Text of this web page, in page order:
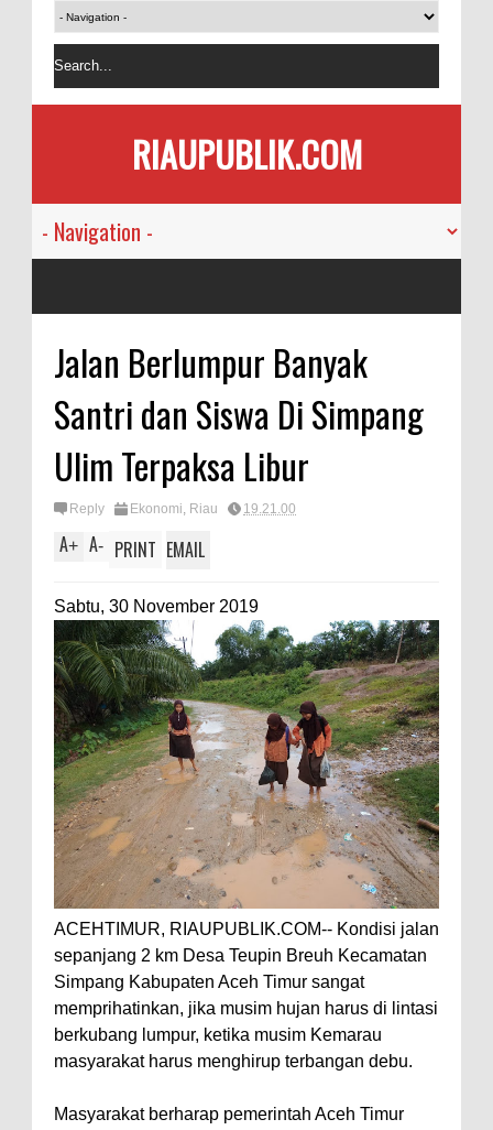
RIAUPUBLIK.COM
Jalan Berlumpur Banyak
Santri dan Siswa Di Simpang
Ulim Terpaksa Libur
Reply Ekonomi, Riau 19.21.00
A+ A- PRINT EMAIL
Sabtu, 30 November 2019
ACEHTIMUR, RIAUPUBLIK.COM-- Kondisi jalan
sepanjang 2 km Desa Teupin Breuh Kecamatan
Simpang Kabupaten Aceh Timur sangat
memprihatinkan, jika musim hujan harus di lintasi
berkubang lumpur, ketika musim Kemarau
masyarakat harus menghirup terbangan debu.
Masyarakat berharap pemerintah Aceh Timur